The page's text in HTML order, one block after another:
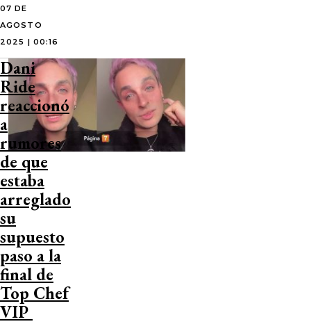
07 DE
AGOSTO
2025 | 00:16
Dani
Ride
reaccionó
a
rumores
de que
estaba
arreglado
su
supuesto
paso a la
final de
Top Chef
VIP